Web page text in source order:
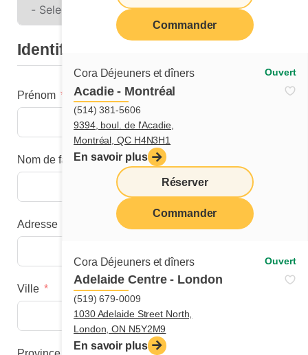
Commander
Cora Déjeuners et dîners Ouvert
Acadie - Montréal
(514) 381-5606
9394, boul. de l'Acadie,
Montréal, QC H4N3H1
En savoir plus
Réserver
Commander
Cora Déjeuners et dîners Ouvert
Adelaide Centre - London
(519) 679-0009
1030 Adelaide Street North,
London, ON N5Y2M9
En savoir plus
Identification
Prénom
Nom de famille
Adresse
Ville